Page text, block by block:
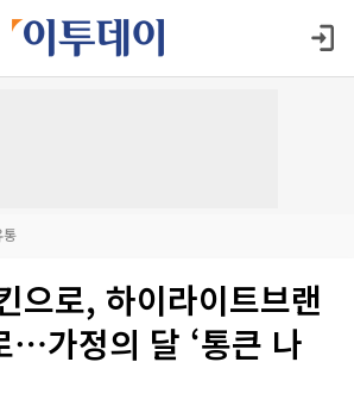
통
으로, 하이라이트브랜
⋯가정의 달 ‘통큰 나